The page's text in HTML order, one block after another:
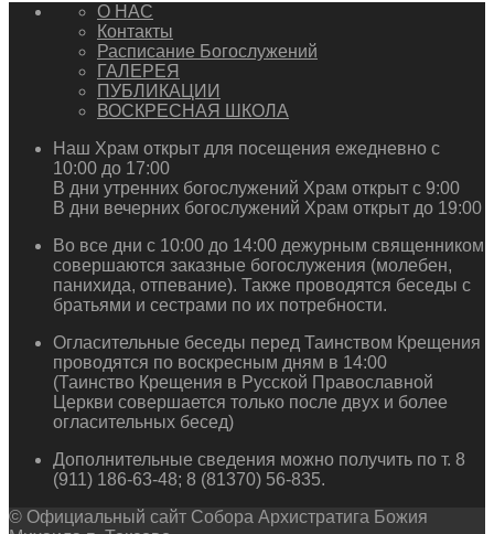
О НАС
Контакты
Расписание Богослужений
ГАЛЕРЕЯ
ПУБЛИКАЦИИ
ВОСКРЕСНАЯ ШКОЛА
Наш Храм открыт для посещения ежедневно с
10:00 до 17:00
В дни утренних богослужений Храм открыт с 9:00
В дни вечерних богослужений Храм открыт до 19:00
Во все дни с 10:00 до 14:00 дежурным священником
совершаются заказные богослужения (молебен,
панихида, отпевание). Также проводятся беседы с
братьями и сестрами по их потребности.
Огласительные беседы перед Таинством Крещения
проводятся по воскресным дням в 14:00
(Таинство Крещения в Русской Православной
Церкви совершается только после двух и более
огласительных бесед)
Дополнительные сведения можно получить по т. 8
(911) 186-63-48; 8 (81370) 56-835.
© Официальный сайт Собора Архистратига Божия